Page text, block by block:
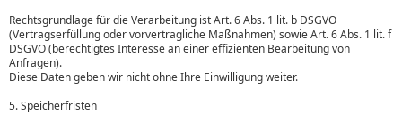
Rechtsgrundlage für die Verarbeitung ist Art. 6 Abs. 1 lit. b DSGVO
(Vertragserfüllung oder vorvertragliche Maßnahmen) sowie Art. 6 Abs. 1 lit. f
DSGVO (berechtigtes Interesse an einer effizienten Bearbeitung von
Anfragen).
Diese Daten geben wir nicht ohne Ihre Einwilligung weiter.
5. Speicherfristen